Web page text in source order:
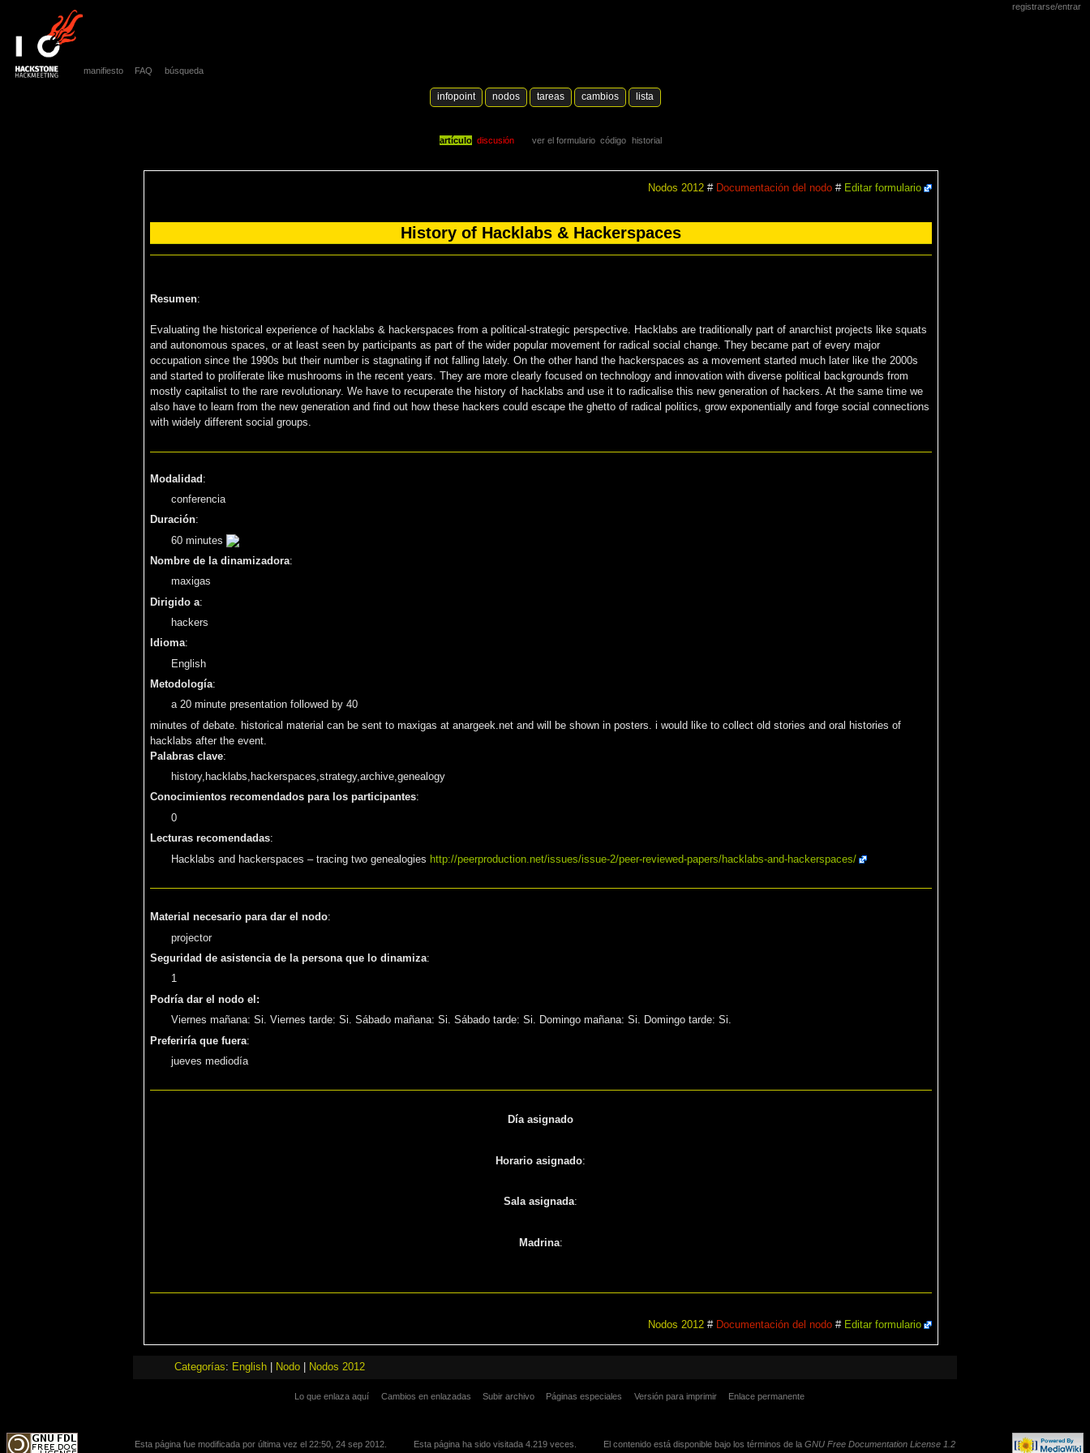
Nodos 2012# Documentación del nodo# Editar formulario
History of Hacklabs & Hackerspaces
Resumen:
Evaluating the historical experience of hacklabs & hackerspaces from a political-strategic perspective. Hacklabs are traditionally part of anarchist projects like squats
and autonomous spaces, or at least seen by participants as part of the wider popular movement for radical social change. They became part of every major
occupation since the 1990s but their number is stagnating if not falling lately. On the other hand the hackerspaces as a movement started much later like the 2000s
and started to proliferate like mushrooms in the recent years. They are more clearly focused on technology and innovation with diverse political backgrounds from
mostly capitalist to the rare revolutionary. We have to recuperate the history of hacklabs and use it to radicalise this new generation of hackers. At the same time we
also have to learn from the new generation and find out how these hackers could escape the ghetto of radical politics, grow exponentially and forge social connections
with widely different social groups.
Modalidad :
conferencia
Duración:
60 minutes
Nombre de la dinamizadora:
maxigas
Dirigido a:
hackers
Idioma:
English
Metodología:
a 20 minute presentation followed by 40
minutes of debate. historical material can be sent to maxigas at anargeek.net and will be shown in posters. i would like to collect old stories and oral histories of
hacklabs after the event.
Palabras clave:
history,hacklabs,hackerspaces,strategy,archive,genealogy
Conocimientos recomendados para los participantes:
0
Lecturas recomendadas:
Hacklabs and hackerspaces – tracing two genealogies http://peerproduction.net/issues/issue-2/peer-reviewed-papers/hacklabs-and-hackerspaces/
Material necesario para dar el nodo:
projector
Seguridad de asistencia de la persona que lo dinamiza:
1
Podría dar el nodo el:
Viernes mañana: Si. Viernes tarde: Si. Sábado mañana: Si. Sábado tarde: Si. Domingo mañana: Si. Domingo tarde: Si.
Preferiría que fuera:
jueves mediodía
Día asignado
Horario asignado:
Sala asignada:
Madrina:
Nodos 2012# Documentación del nodo# Editar formulario
Categorías: English| Nodo| Nodos 2012
artículo discusión ver el formulario código historial
registrarse/entrar
manifiesto FAQ búsqueda
infopoint nodos tareas cambios lista
Lo que enlaza aquí Cambios en enlazadas Subir archivo Páginas especiales Versión para imprimir Enlace permanente
Esta página fue modificada por última vez el 22:50, 24 sep 2012. Esta página ha sido visitada 4.219 veces. El contenido está disponible bajo los términos de la GNU Free Documentation License 1.2